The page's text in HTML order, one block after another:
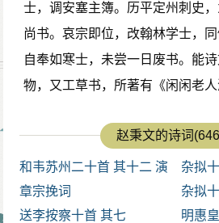
士，调安塞主簿。历平定州刺史
尚书。哀宗即位，改翰林学士，同
自奉如寒士，未尝一日废书。能
物，又工草书，所著有《闲闲老人
赵秉文的诗词
和韦苏州二十首 其十二 演
师西斋
杂拟
章宗挽词
杂拟
送李按察十首 其七
明惠